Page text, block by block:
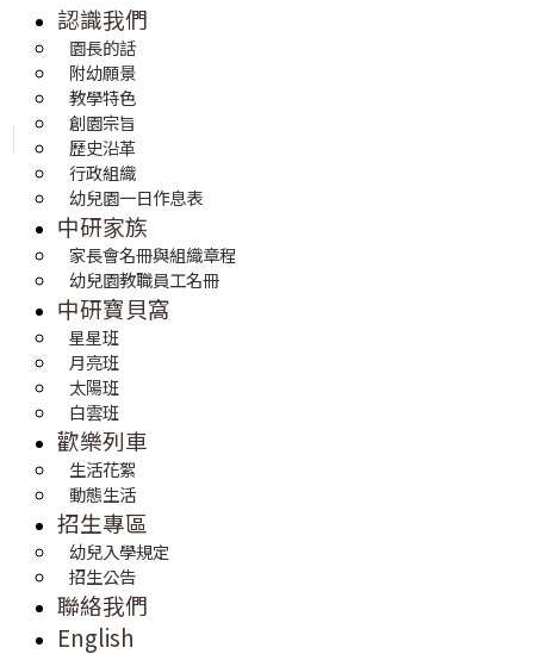
認識我們
園長的話
附幼願景
教學特色
創園宗旨
歷史沿革
行政組織
幼兒園一日作息表
中研家族
家長會名冊與組織章程
幼兒園教職員工名冊
中研寶貝窩
星星班
月亮班
太陽班
白雲班
歡樂列車
生活花絮
動態生活
招生專區
幼兒入學規定
招生公告
聯絡我們
English